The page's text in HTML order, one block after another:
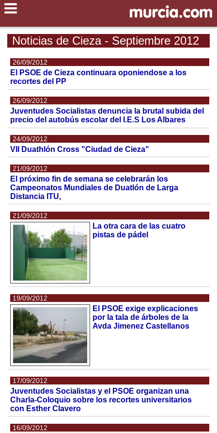
Noticias de Cieza - Septiembre 2012
26/09/2012
El PSOE de Cieza continuara oponiendose a los
recortes del PP
26/09/2012
Juventudes Socialistas denuncia la brutal subida del
precio del autobús escolar del I.E.S Los Albares
24/09/2012
VII Duathlón Cross "Ciudad de Cieza"
21/09/2012
El próximo fin de semana se celebrarán los
Campeonatos Mundiales de Duatlón de Larga
Distancia ITU,
21/09/2012
La otra cara de las cuatro
pistas de pádel
19/09/2012
El PSOE exige explicaciones
por la tala de árboles de la
Avda Jimenez Castellanos
17/09/2012
Juventudes Socialistas y el PSOE organizan una
Charla-Coloquio sobre los recortes universitarios
con Esther Clavero
16/09/2012